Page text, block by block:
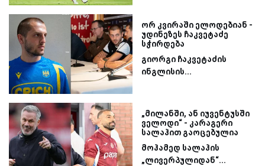
ორ კვირაში ელოდებიან -
უდინეზეს ჩაკვეტაძე
სჭირდება
გიორგი ჩაკვეტაძის
ინგლისის...
„მილანში, ან იუვენტუსში
ველოდი“ - კარაგერი
სალაჰით გაოცებულია
მოჰამედ სალაჰის
„ლივერპულიდან“...